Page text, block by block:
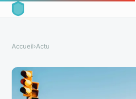
Accueil›Actu